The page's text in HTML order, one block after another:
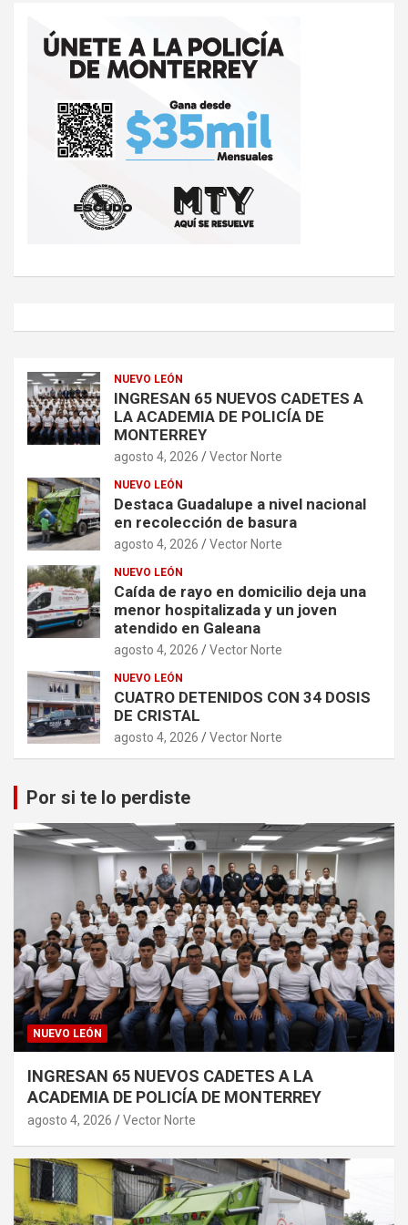
NUEVO LEÓN
INGRESAN 65 NUEVOS CADETES A
LA ACADEMIA DE POLICÍA DE
MONTERREY
agosto 4, 2026 Vector Norte
NUEVO LEÓN
Destaca Guadalupe a nivel nacional
en recolección de basura
agosto 4, 2026 Vector Norte
NUEVO LEÓN
Caída de rayo en domicilio deja una
menor hospitalizada y un joven
atendido en Galeana
agosto 4, 2026 Vector Norte
NUEVO LEÓN
CUATRO DETENIDOS CON 34 DOSIS
DE CRISTAL
agosto 4, 2026 Vector Norte
Por si te lo perdiste
NUEVO LEÓN
INGRESAN 65 NUEVOS CADETES A LA
ACADEMIA DE POLICÍA DE MONTERREY
agosto 4, 2026 Vector Norte